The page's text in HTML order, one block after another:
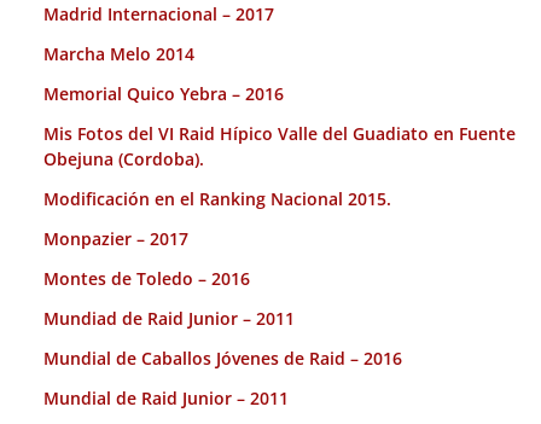
Madrid Internacional – 2017
Marcha Melo 2014
Memorial Quico Yebra – 2016
Mis Fotos del VI Raid Hípico Valle del Guadiato en Fuente
Obejuna (Cordoba).
Modificación en el Ranking Nacional 2015.
Monpazier – 2017
Montes de Toledo – 2016
Mundiad de Raid Junior – 2011
Mundial de Caballos Jóvenes de Raid – 2016
Mundial de Raid Junior – 2011